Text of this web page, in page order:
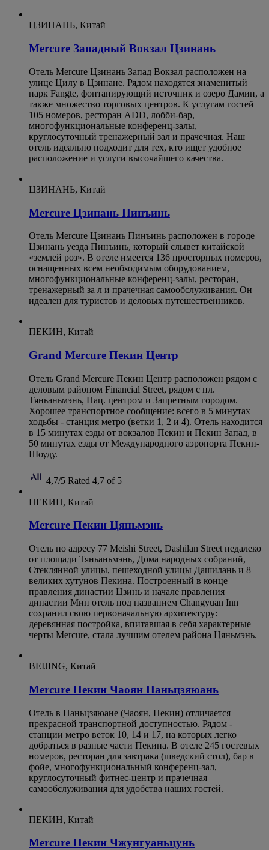
ЦЗИНАНЬ, Китай
Mercure Западный Вокзал Цзинань
Отель Mercure Цзинань Запад Вокзал расположен на
улице Цилу в Цзинане. Рядом находятся знаменитый
парк Fangte, фонтанирующий источник и озеро Дамин, а
также множество торговых центров. К услугам гостей
105 номеров, ресторан ADD, лобби-бар,
многофункциональные конференц-залы,
круглосуточный тренажерный зал и прачечная. Наш
отель идеально подходит для тех, кто ищет удобное
расположение и услуги высочайшего качества.
ЦЗИНАНЬ, Китай
Mercure Цзинань Пинъинь
Отель Mercure Цзинань Пинъинь расположен в городе
Цзинань уезда Пинъинь, который слывет китайской
«землей роз». В отеле имеется 136 просторных номеров,
оснащенных всем необходимым оборудованием,
многофункциональные конференц-залы, ресторан,
тренажерный за л и прачечная самообслуживания. Он
идеален для туристов и деловых путешественников.
ПЕКИН, Китай
Grand Mercure Пекин Центр
Отель Grand Mercure Пекин Центр расположен рядом с
деловым районом Financial Street, рядом с пл.
Тяньаньмэнь, Нац. центром и Запретным городом.
Хорошее транспортное сообщение: всего в 5 минутах
ходьбы - станция метро (ветки 1, 2 и 4). Отель находится
в 15 минутах езды от вокзалов Пекин и Пекин Запад, в
50 минутах езды от Международного аэропорта Пекин-
Шоуду.
4,7/5 Rated 4,7 of 5
ПЕКИН, Китай
Mercure Пекин Цяньмэнь
Отель по адресу 77 Meishi Street, Dashilan Street недалеко
от площади Тяньаньмэнь, Дома народных собраний,
Стеклянной улицы, пешеходной улицы Дашилань и 8
великих хутунов Пекина. Построенный в конце
правления династии Цзинь и начале правления
династии Мин отель под названием Changyuan Inn
сохранил свою первоначальную архитектуру:
деревянная постройка, впитавшая в себя характерные
черты Mercure, стала лучшим отелем района Цяньмэнь.
BEIJING, Китай
Mercure Пекин Чаоян Паньцзяюань
Отель в Паньцзяюане (Чаоян, Пекин) отличается
прекрасной транспортной доступностью. Рядом -
станции метро веток 10, 14 и 17, на которых легко
добраться в разные части Пекина. В отеле 245 гостевых
номеров, ресторан для завтрака (шведский стол), бар в
фойе, многофункциональный конференц-зал,
круглосуточный фитнес-центр и прачечная
самообслуживания для удобства наших гостей.
ПЕКИН, Китай
Mercure Пекин Чжунгуаньцунь